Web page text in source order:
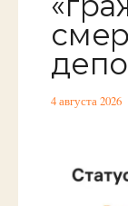
4 августа 2026